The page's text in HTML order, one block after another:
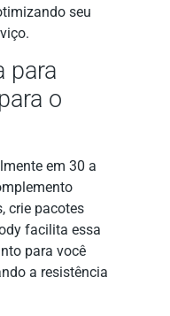
seu
para
o
em 30 a
crie pacotes
facilita essa
para você
a resistência